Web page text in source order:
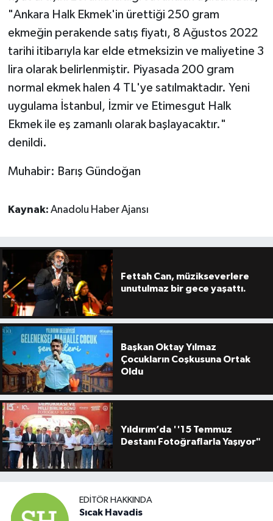
"Ankara Halk Ekmek'in ürettiği 250 gram
ekmeğin perakende satış fiyatı, 8 Ağustos 2022
tarihi itibarıyla kar elde etmeksizin ve maliyetine 3
lira olarak belirlenmiştir. Piyasada 200 gram
normal ekmek halen 4 TL'ye satılmaktadır. Yeni
uygulama İstanbul, İzmir ve Etimesgut Halk
Ekmek ile eş zamanlı olarak başlayacaktır."
denildi.
Muhabir: Barış Gündoğan
Kaynak: Anadolu Haber Ajansı
Fettah Can, müzikseverlere
unutulmaz bir gece yaşattı.
Başkan Oktay Yılmaz
Çocukların Coşkusuna Ortak
Oldu
Yıldırım’da ''15 Temmuz
Destanı Fotoğraflarla Yaşıyor"
EDITÖR HAKKINDA
Sıcak Havadis